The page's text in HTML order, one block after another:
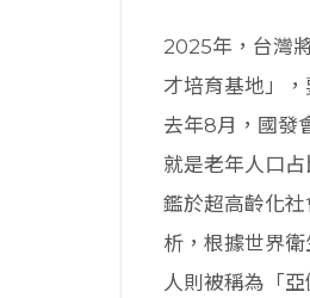
2025年，台灣
才培育基地」
去年8月，國發
就是老年人口
鑑於超高齡化
析，根據世界
人則被稱為「